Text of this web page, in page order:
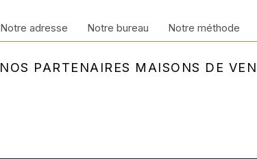
NOS PARTENAIRES MAISONS DE
Notre adresse Notre bureau Notre méthode